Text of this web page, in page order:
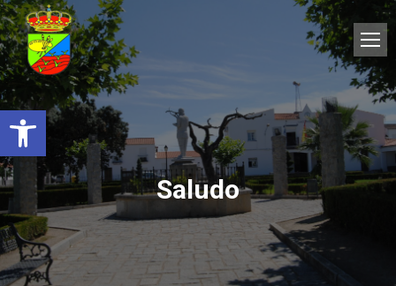
Abrir barra de herramientas
Saludo